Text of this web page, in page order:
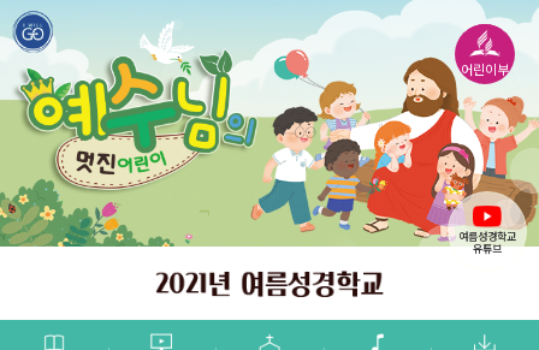
여름성경학교
유튜브
어린이부